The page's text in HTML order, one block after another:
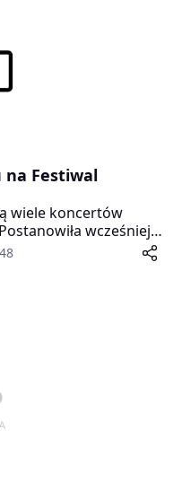
na Festiwal
wiele koncertów
wcześniej
do Dubaju.